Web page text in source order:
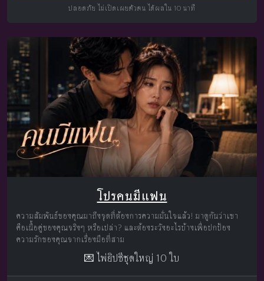
ปลอดภัย ไม่เปิดเผยตัวตน ได้ผลใน 10 นาที
โปรคนมีแฟน
ความสัมพันธ์ของคุณมาถึงจุดที่ต้องการความมั่นใจแล้ว! มาดูกันว่าเขา
คือเนื้อคู่ของคุณจริงๆ หรือเปล่า? และต้องระวังอะไรบ้างเพื่อปกป้อง
ความรักของคุณจากเรื่องมือที่สาม
💌 ไพ่ยิปซีชุดใหญ่ 10 ใบ